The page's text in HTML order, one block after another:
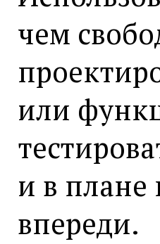
чем
или
и в плане
впереди.